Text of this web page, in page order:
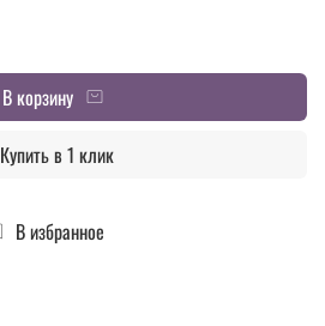
В избранное
В корзину
Купить в 1 клик